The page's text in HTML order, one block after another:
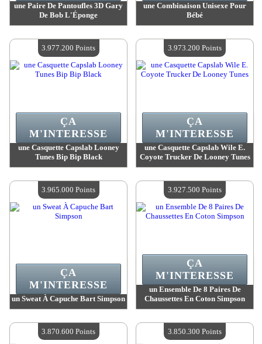
une Paire De Pantoufles 3D Gary
De Bob L'Éponge
Quantité Disponible :4
une Combinaison Unisexe Pour
Bébé
Quantité Disponible :4
une Casquette Capslab Looney
Tunes Bip Bip Black
Quantité Disponible :4
ÇA
M'INTERESSE
3.977.200 Points
une Casquette Capslab Wile E.
Coyote Trucker De Looney Tunes
Quantité Disponible :4
ÇA
M'INTERESSE
3.973.200 Points
un Sweat À Capuche Bart Simpson
Quantité Disponible :4
ÇA
M'INTERESSE
3.965.000 Points
un Ensemble De 8 Paires De
Chaussettes En Coton Simpson
Quantité Disponible :4
ÇA
M'INTERESSE
3.927.500 Points
3.870.600 Points 3.850.300 Points